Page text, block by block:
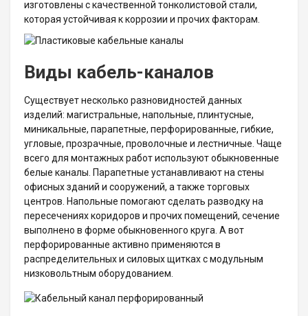
изготовлены с качественной тонколистовой стали,
которая устойчивая к коррозии и прочих факторам.
Виды кабель-каналов
Существует несколько разновидностей данных
изделий: магистральные, напольные, плинтусные,
миникальные, парапетные, перфорированные, гибкие,
угловые, прозрачные, проволочные и лестничные. Чаще
всего для монтажных работ используют обыкновенные
белые каналы. Парапетные устанавливают на стены
офисных зданий и сооружений, а также торговых
центров. Напольные помогают сделать разводку на
пересечениях коридоров и прочих помещений, сечение
выполнено в форме обыкновенного круга. А вот
перфорированные активно применяются в
распределительных и силовых щитках с модульным
низковольтным оборудованием.